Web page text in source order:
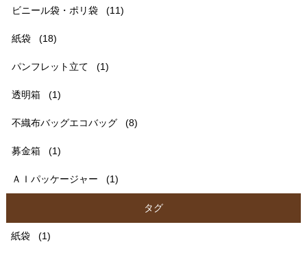
ビニール袋・ポリ袋 (11)
紙袋 (18)
パンフレット立て (1)
透明箱 (1)
不織布バッグエコバッグ (8)
募金箱 (1)
ＡＩパッケージャー (1)
タグ
紙袋 (1)